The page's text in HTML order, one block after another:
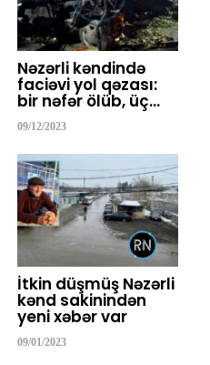
Nəzərli kəndində
faciəvi yol qəzası:
bir nəfər ölüb, üç…
09/12/2023
İtkin düşmüş Nəzərli
kənd sakinindən
yeni xəbər var
09/01/2023